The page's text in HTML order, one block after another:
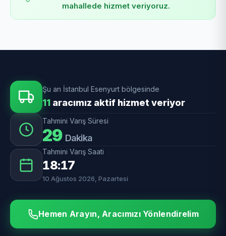
mahallede hizmet veriyoruz.
Şu an İstanbul Esenyurt bölgesinde
11 aracımız aktif hizmet veriyor
Tahmini Varış Süresi
29 Dakika
Tahmini Varış Saati
18:17
10 Ağustos 2026, Pazartesi
Hemen Arayın, Aracımızı Yönlendirelim